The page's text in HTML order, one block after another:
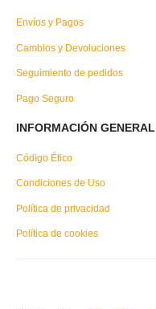
Envíos y Pagos
Cambios y Devoluciones
Seguimiento de pedidos
Pago Seguro
INFORMACIÓN GENERAL
Código Ético
Condiciones de Uso
Política de privacidad
Política de cookies